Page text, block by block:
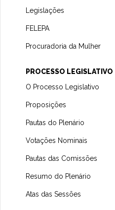
Legislações
FELEPA
Procuradoria da Mulher
PROCESSO LEGISLATIVO
O Processo Legislativo
Proposições
Pautas do Plenário
Votações Nominais
Pautas das Comissões
Resumo do Plenário
Atas das Sessões